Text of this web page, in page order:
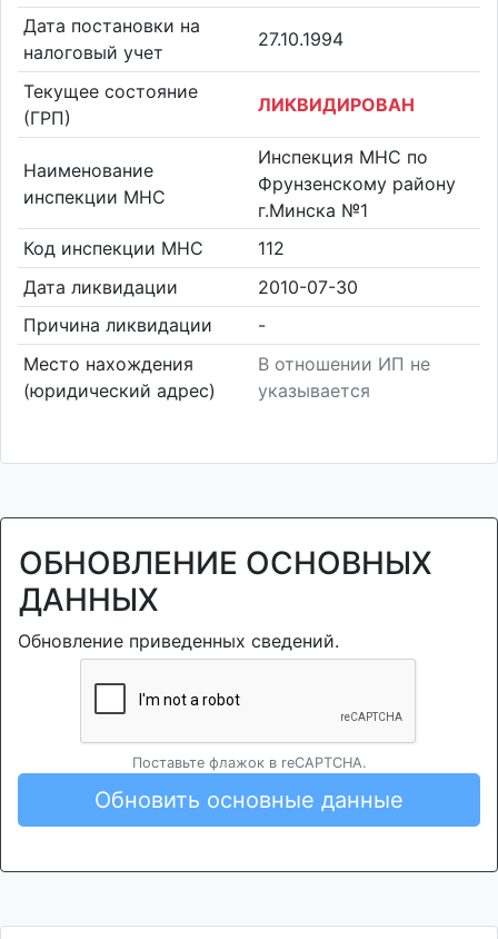
Дата постановки на
налоговый учет
27.10.1994
Текущее состояние
(ГРП)
ЛИКВИДИРОВАН
Наименование
инспекции МНС
Инспекция МНС по
Фрунзенскому району
г.Минска №1
Код инспекции МНС
112
Дата ликвидации
2010-07-30
Причина ликвидации
-
Место нахождения
(юридический адрес)
В отношении ИП не
указывается
ОБНОВЛЕНИЕ ОСНОВНЫХ
ДАННЫХ
Обновление приведенных сведений.
Поставьте флажок в reCAPTCHA.
Обновить основные данные